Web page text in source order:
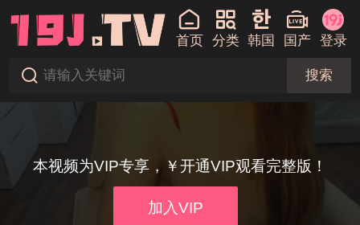
首页 分类 韩国 国产 登录
搜索
本视频为VIP专享，￥开通VIP观看完整版！
加入VIP